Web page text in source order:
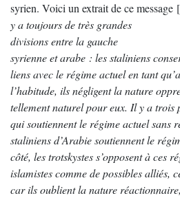
syrien. Voici un extrait de ce message [
y a toujours de très grandes
divisions entre la gauche
syrienne et arabe : les staliniens
liens avec le régime actuel en tant
l’habitude, ils négligent la nature
tellement naturel pour eux. Il y a trois
qui soutiennent le régime actuel sans
staliniens d’Arabie soutiennent le
côté, les trotskystes s’opposent à ces
islamistes comme de possibles alliés,
car ils oublient la nature